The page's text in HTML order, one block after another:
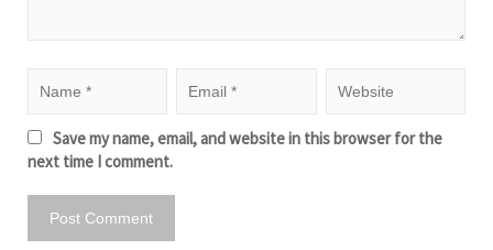
Save my name, email, and website in this browser for the
next time I comment.